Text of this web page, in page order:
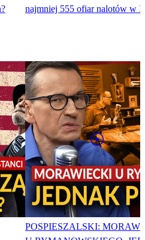
najmniej 555 ofiar nalotów w
POSPIESZALSKI: